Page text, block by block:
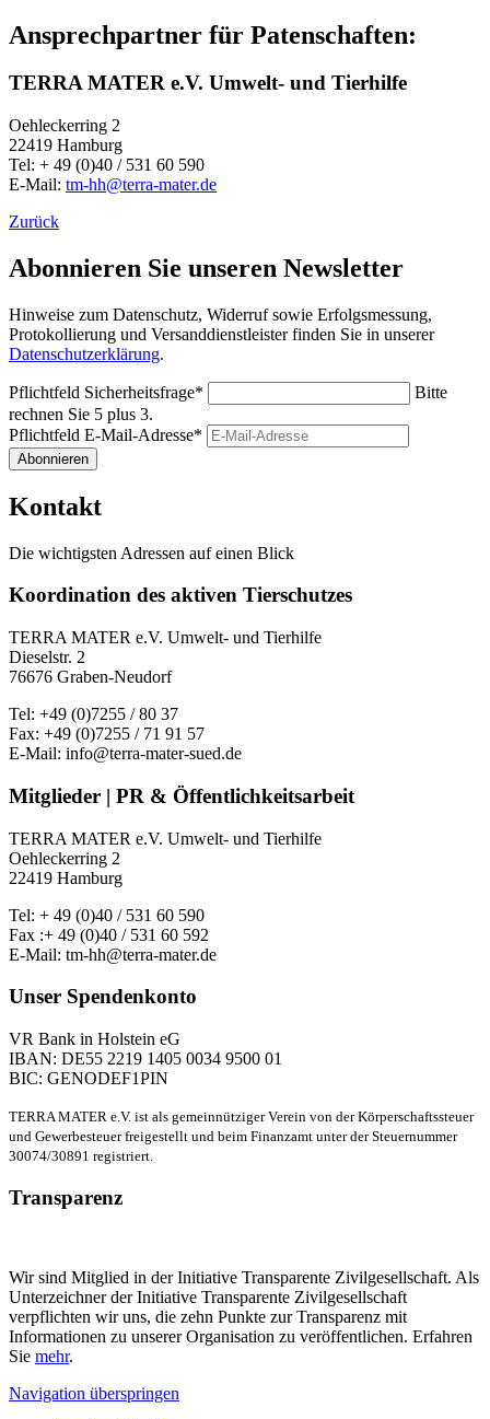
Ansprechpartner für Patenschaften:
TERRA MATER e.V. Umwelt- und Tierhilfe
Oehleckerring 2
22419 Hamburg
Tel: + 49 (0)40 / 531 60 590
E-Mail: tm-hh@terra-mater.de
Zurück
Abonnieren Sie unseren Newsletter
Hinweise zum Datenschutz, Widerruf sowie Erfolgsmessung,
Protokollierung und Versanddienstleister finden Sie in unserer
Datenschutzerklärung.
Pflichtfeld Sicherheitsfrage*
Bitte
rechnen Sie 5 plus 3.
Pflichtfeld E-Mail-Adresse*
Abonnieren
Kontakt
Die wichtigsten Adressen auf einen Blick
Koordination des aktiven Tierschutzes
TERRA MATER e.V. Umwelt- und Tierhilfe
Dieselstr. 2
76676 Graben-Neudorf
Tel: +49 (0)7255 / 80 37
Fax: +49 (0)7255 / 71 91 57
E-Mail: info@terra-mater-sued.de
Mitglieder | PR & Öffentlichkeitsarbeit
TERRA MATER e.V. Umwelt- und Tierhilfe
Oehleckerring 2
22419 Hamburg
Tel: + 49 (0)40 / 531 60 590
Fax :+ 49 (0)40 / 531 60 592
E-Mail: tm-hh@terra-mater.de
Unser Spendenkonto
VR Bank in Holstein eG
IBAN: DE55 2219 1405 0034 9500 01
BIC: GENODEF1PIN
TERRA MATER e.V. ist als gemeinnütziger Verein von der Körperschaftssteuer
und Gewerbesteuer freigestellt und beim Finanzamt unter der Steuernummer
30074/30891 registriert.
Transparenz
Wir sind Mitglied in der Initiative Transparente Zivilgesellschaft. Als
Unterzeichner der Initiative Transparente Zivilgesellschaft
verpflichten wir uns, die zehn Punkte zur Transparenz mit
Informationen zu unserer Organisation zu veröffentlichen. Erfahren
Sie mehr.
Navigation überspringen